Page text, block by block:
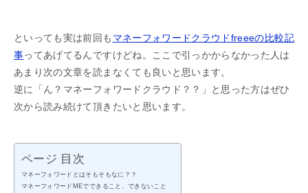
といっても実は前回も マネーフォワードクラウドfreeeの比較記
事ってあげてるんですけどね。ここで引っかからなかった人は
あまり次の文章を読まなくても良いと思います。
逆に「ん？マネーフォワードクラウド？？」と思った方はぜひ
次から読み続けて頂きたいと思います。
ページ 目次
マネーフォワードとはそもそもなに？？
マネーフォワードMEでできること、できないこと